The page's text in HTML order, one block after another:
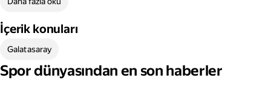
İçerik konuları
Galatasaray
Spor dünyasından en son haberler